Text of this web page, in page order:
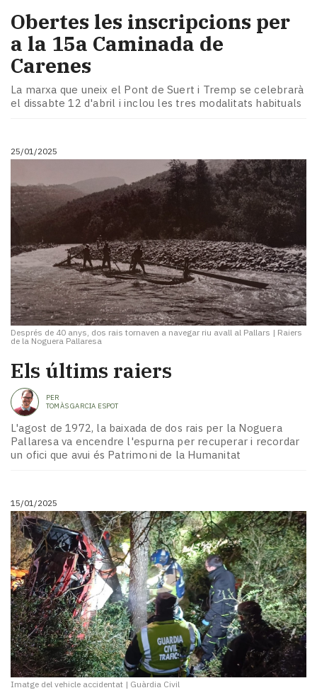
Obertes les inscripcions per
a la 15a Caminada de
Carenes
La marxa que uneix el Pont de Suert i Tremp se celebrarà
el dissabte 12 d'abril i inclou les tres modalitats habituals
25/01/2025
Després de 40 anys, dos rais tornaven a navegar riu avall al Pallars | Raiers
de la Noguera Pallaresa
Els últims raiers
PER
TOMÀS GARCIA ESPOT
L'agost de 1972, la baixada de dos rais per la Noguera
Pallaresa va encendre l'espurna per recuperar i recordar
un ofici que avui és Patrimoni de la Humanitat
15/01/2025
Imatge del vehicle accidentat | Guàrdia Civil